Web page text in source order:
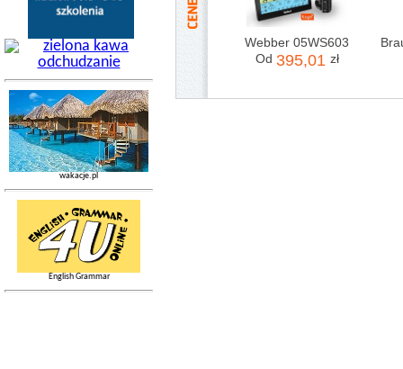
Webber 05WS603
Od 395,01 zł
wakacje.pl
English Grammar